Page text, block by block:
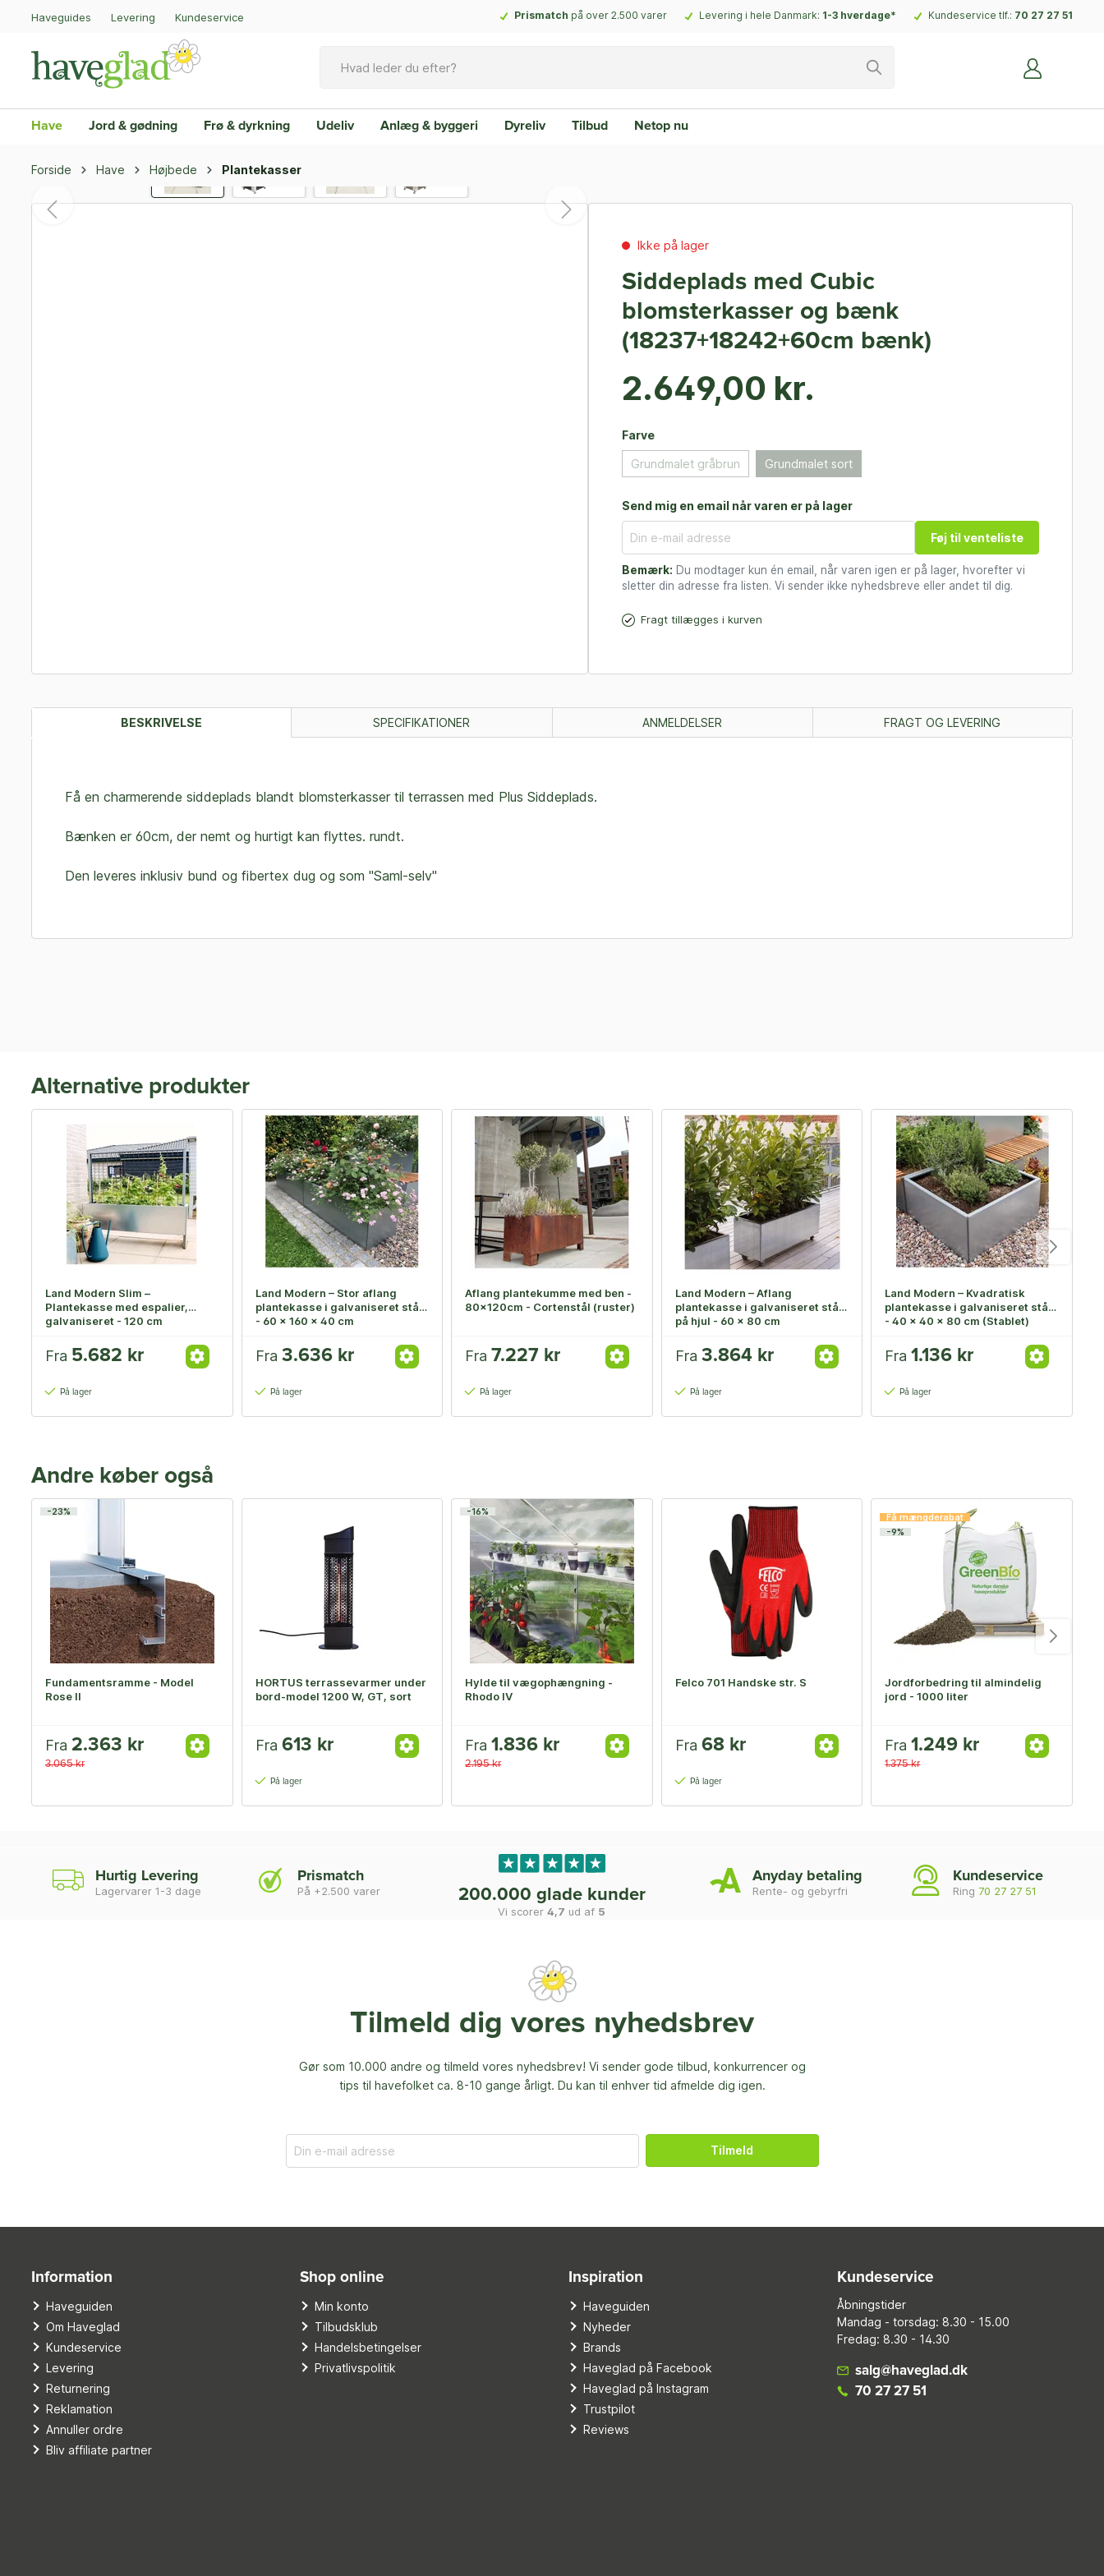
Haveguides Levering Kundeservice Prismatch på over 2.500 varer Levering i hele Danmark: 1-3 hverdage* Kundeservice tlf.: 70 27 27 51
Have Jord & gødning Frø & dyrkning Udeliv Anlæg & byggeri Dyreliv Tilbud Netop nu
Forside Have Højbede Plantekasser
Ikke på lager
Siddeplads med Cubic
blomsterkasser og bænk
(18237+18242+60cm bænk)
2.649,00 kr.
Farve
Grundmalet gråbrun Grundmalet sort
Send mig en email når varen er på lager
Føj til venteliste
Bemærk: Du modtager kun én email, når varen igen er på lager, hvorefter vi
sletter din adresse fra listen. Vi sender ikke nyhedsbreve eller andet til dig.
Fragt tillægges i kurven
BESKRIVELSE SPECIFIKATIONER ANMELDELSER FRAGT OG LEVERING
Få en charmerende siddeplads blandt blomsterkasser til terrassen med Plus Siddeplads.
Bænken er 60cm, der nemt og hurtigt kan flyttes. rundt.
Den leveres inklusiv bund og fibertex dug og som "Saml-selv"
Alternative produkter
Land Modern Slim –
Plantekasse med espalier,
galvaniseret - 120 cm
Fra 5.682 kr
På lager
Land Modern – Stor aflang
plantekasse i galvaniseret stål
- 60 x 160 x 40 cm
Fra 3.636 kr
På lager
Aflang plantekumme med ben -
80x120cm - Cortenstål (ruster)
Fra7.227 kr
På lager
Land Modern – Aflang
plantekasse i galvaniseret stål
på hjul - 60 x 80 cm
Fra 3.864 kr
På lager
Land Modern – Kvadratisk
plantekasse i galvaniseret stål
- 40 x 40 x 80 cm (Stablet)
Fra1.136 kr
På lager
Andre køber også
-23%
Fundamentsramme - Model
Rose II
Fra 2.363 kr
3.065 kr
HORTUS terrassevarmer under
bord-model 1200 W, GT, sort
Fra 613 kr
På lager
-16%
Hylde til vægophængning -
Rhodo IV
Fra1.836 kr
2.195 kr
Felco 701 Handske str. S
Fra 68 kr
På lager
Få mængderabat
-9%
Jordforbedring til almindelig
jord - 1000 liter
Fra1.249 kr
1.375 kr
Hurtig Levering
Lagervarer 1-3 dage
Prismatch
På +2.500 varer 200.000 glade kunder
Vi scorer4,7 ud af 5
Anyday betaling
Rente- og gebyrfri
Kundeservice
Ring 70 27 27 51
Tilmeld dig vores nyhedsbrev
Gør som 10.000 andre og tilmeld vores nyhedsbrev! Vi sender gode tilbud, konkurrencer og
tips til havefolket ca. 8-10 gange årligt. Du kan til enhver tid afmelde dig igen.
Tilmeld
Information
Haveguiden
Om Haveglad
Kundeservice
Levering
Returnering
Reklamation
Annuller ordre
Bliv affiliate partner
Shop online
Min konto
Tilbudsklub
Handelsbetingelser
Privatlivspolitik
Inspiration
Haveguiden
Nyheder
Brands
Haveglad på Facebook
Haveglad på Instagram
Trustpilot
Reviews
Kundeservice
Åbningstider
Mandag - torsdag: 8.30 - 15.00
Fredag: 8.30 - 14.30
salg@haveglad.dk
70 27 27 51